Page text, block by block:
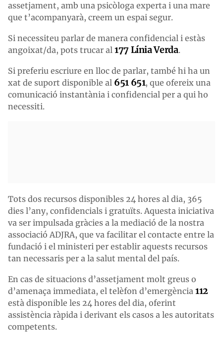
assetjament, amb una psicòloga experta i una mare
que t’acompanyarà, creem un espai segur.
Si necessiteu parlar de manera confidencial i estàs
angoixat/da, pots trucar al 177 Línia Verda.
Si preferiu escriure en lloc de parlar, també hi ha un
xat de suport disponible al 651 651, que ofereix una
comunicació instantània i confidencial per a qui ho
necessiti.
Tots dos recursos disponibles 24 hores al dia, 365
dies l’any, confidencials i gratuïts. Aquesta iniciativa
va ser impulsada gràcies a la mediació de la nostra
associació ADJRA, que va facilitar el contacte entre la
fundació i el ministeri per establir aquests recursos
tan necessaris per a la salut mental del país.
En cas de situacions d’assetjament molt greus o
d’amenaça immediata, el telèfon d’emergència 112
està disponible les 24 hores del dia, oferint
assistència ràpida i derivant els casos a les autoritats
competents.